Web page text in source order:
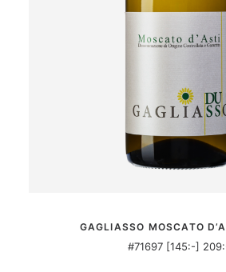
GAGLIASSO MOSCATO
#71697 [145:-]